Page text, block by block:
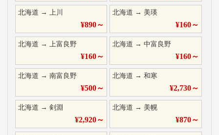
北海道 → 上川
¥890～
北海道 → 美瑛
¥160～
北海道 → 上富良野
¥160～
北海道 →中富良野
¥160～
北海道 → 南富良野
¥500～
北海道 →和寒
¥2,730～
北海道 → 剣淵
¥2,920～
北海道 → 美幌
¥870～